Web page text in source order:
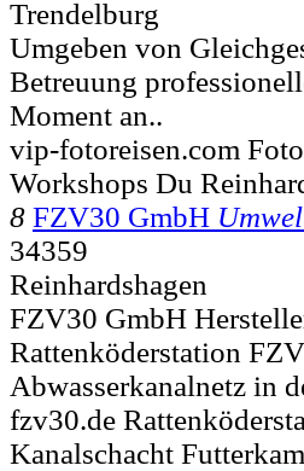
Trendelburg
Umgeben von
Betreuung
Moment an..
vip-fotoreisen.com
Workshops Du
8 FZV30 GmbH
34359
Reinhardshagen
FZV30 GmbH
Rattenköderstation
Abwasserkanalnetz in
fzv30.de
Kanalschacht